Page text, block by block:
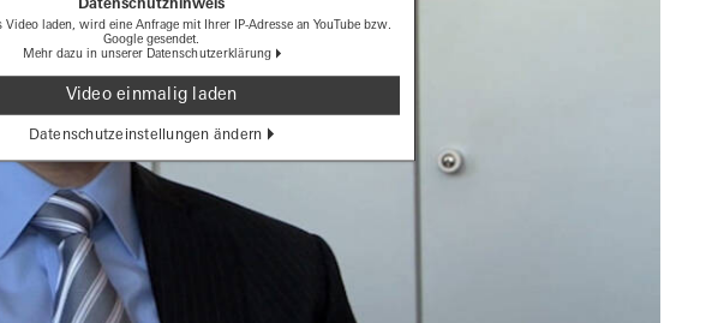
Datenschutzhinweis
Video laden, wird eine Anfrage mit Ihrer IP-Adresse an YouTube bzw.
Google gesendet.
Mehr dazu in unserer Datenschutzerklärung
Video einmalig laden
Datenschutzeinstellungen ändern